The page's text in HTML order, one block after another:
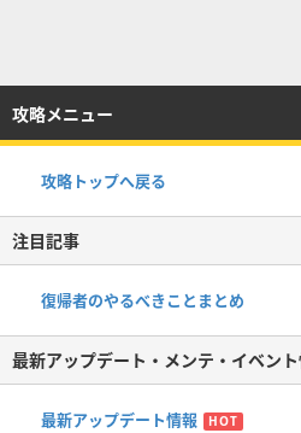
攻略メニュー
攻略トップへ戻る
注目記事
復帰者のやるべきことまとめ
最新アップデート・メンテ・イベン
最新アップデート情報 HOT